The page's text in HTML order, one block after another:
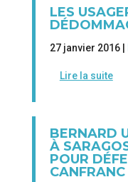
LES
27 janvier 2016 |
Lire la suite
BERNARD
À
POUR
CANFRANC